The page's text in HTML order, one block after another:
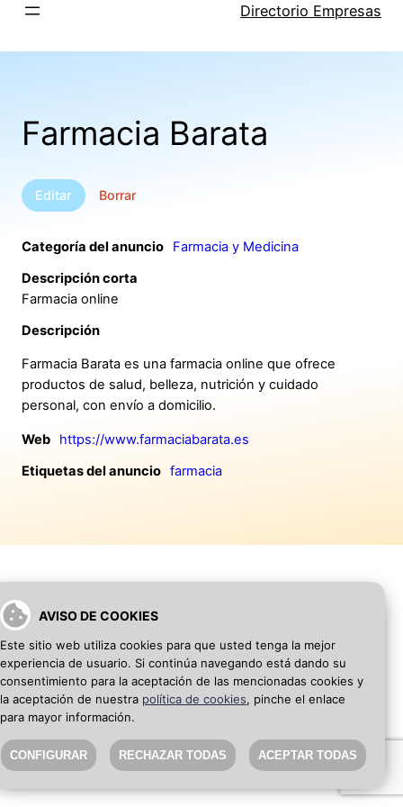
AVISO DE COOKIES
Este sitio web utiliza cookies para que usted tenga la mejor
experiencia de usuario. Si continúa navegando está dando su
consentimiento para la aceptación de las mencionadas cookies y
la aceptación de nuestra política de cookies, pinche el enlace
para mayor información.
CONFIGURAR RECHAZAR TODAS ACEPTAR TODAS
Saltar
Directorio Empresas
Farmacia Barata
Editar Borrar
Categoría del anuncio
Farmacia y Medicina
Descripción corta
Farmacia online
Descripción
Farmacia Barata es una farmacia online que ofrece
productos de salud, belleza, nutrición y cuidado
personal, con envío a domicilio.
Web
https://www.farmaciabarata.es
Etiquetas del anuncio farmacia
VOLVER A INICIO
SEO Blog ·Aviso Legal·Política de privacidad